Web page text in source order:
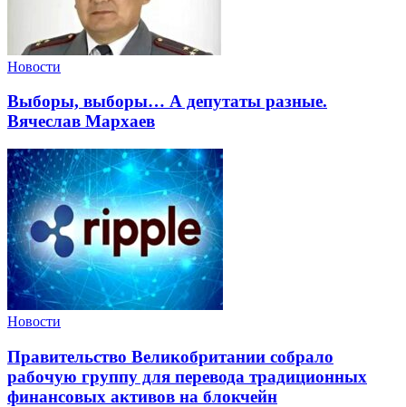
Новости
Выборы, выборы… А депутаты разные.
Вячеслав Мархаев
Новости
Правительство Великобритании собрало
рабочую группу для перевода традиционных
финансовых активов на блокчейн